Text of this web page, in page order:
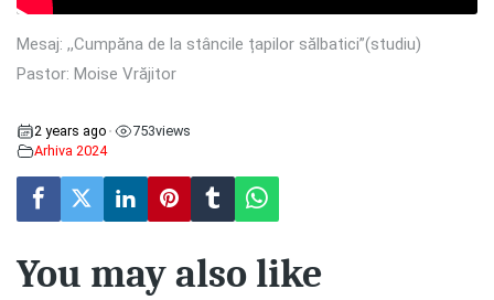
Mesaj: ,,Cumpăna de la stâncile țapilor sălbatici”(studiu)
Pastor: Moise Vrăjitor
2 years ago • 753views
Arhiva 2024
You may also like